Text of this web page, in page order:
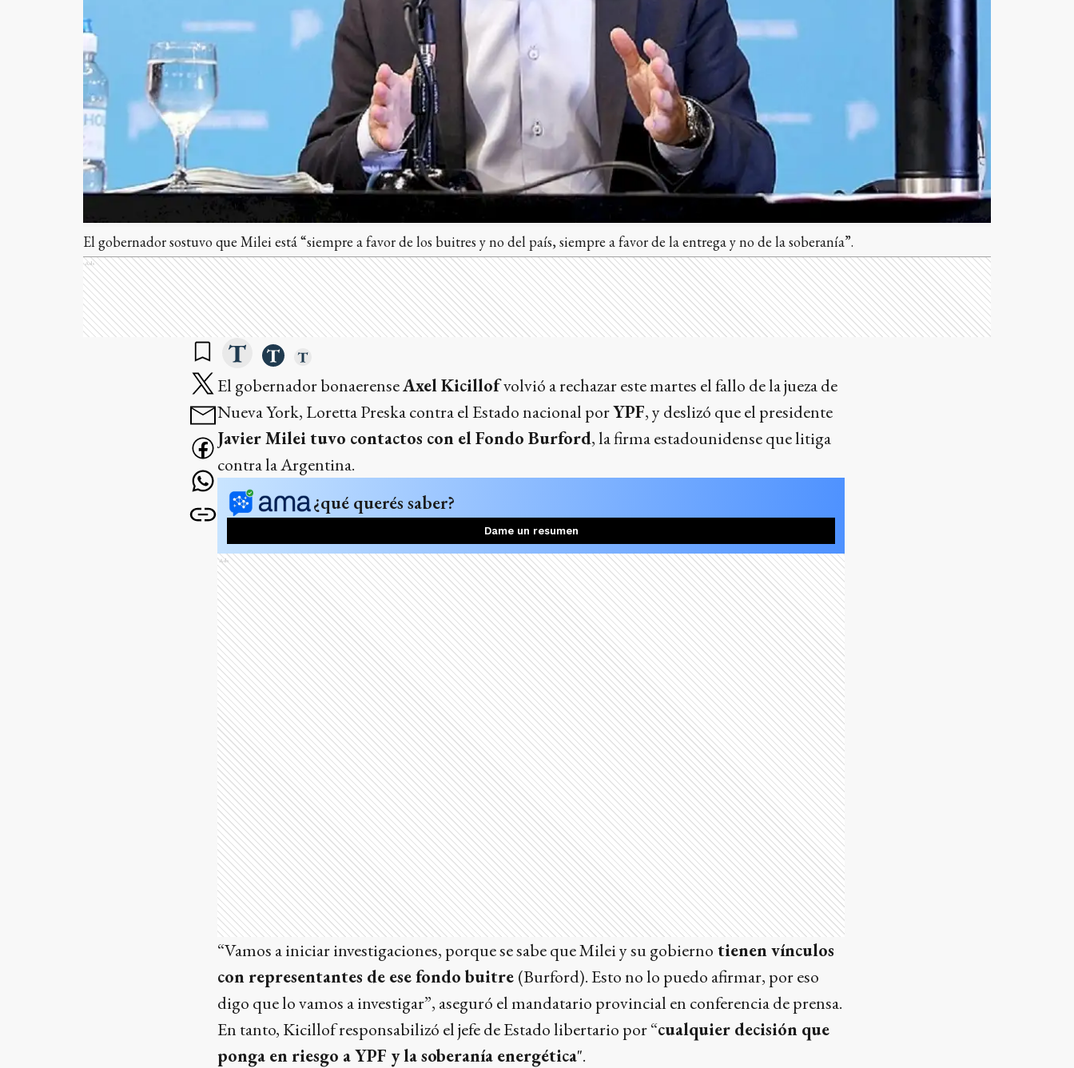
El gobernador sostuvo que Milei está “siempre a favor de los buitres y no del país, siempre a favor de la entrega y no de la soberanía”.
Ads
El gobernador bonaerenseAxel Kicillofvolvió a rechazar este martes el fallo de la jueza de
Nueva York, Loretta Preska contra el Estado nacional porYPF, y deslizó que el presidente
Javier Milei tuvo contactos con el Fondo Burford, la firma estadounidense que litiga
contra la Argentina.
¿qué querés saber?
Dame un resumen
Ads
“Vamos a iniciar investigaciones, porque se sabe que Milei y su gobierno tienen vínculos
con representantes de ese fondo buitre (Burford). Esto no lo puedo afirmar, por eso
digo que lo vamos a investigar”, aseguró el mandatario provincial en conferencia de prensa.
En tanto, Kicillof responsabilizó el jefe de Estado libertario por “cualquier decisión que
ponga en riesgo a YPF y la soberanía energética".